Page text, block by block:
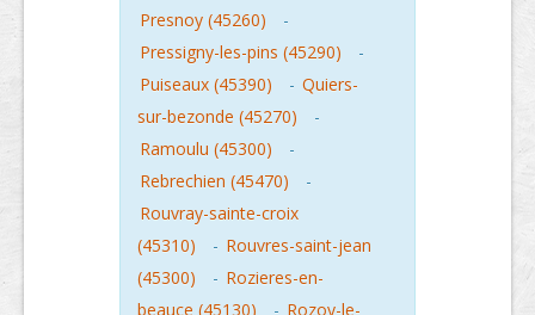
Presnoy (45260)
-
Pressigny-les-pins (45290)
-
Puiseaux (45390)
- Quiers-
sur-bezonde (45270)
-
Ramoulu (45300)
-
Rebrechien (45470)
-
Rouvray-sainte-croix
(45310)
- Rouvres-saint-jean
(45300)
- Rozieres-en-
beauce (45130)
- Rozoy-le-